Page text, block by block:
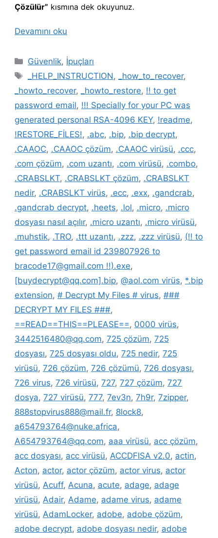
Çözülür” kısmına dek okuyunuz.
Devamını oku
Kategoriler
Güvenlik, İpuçları
Etiketler
_HELP_INSTRUCTION, _how_to_recover,
_howto_recover, _howto_restore, !! to get
password email, !!! Specially for your PC was
generated personal RSA-4096 KEY, !readme,
!RESTORE_FİLES!, .abc, .bip, .bip decrypt,
.CAAOC, .CAAOC çözüm, .CAAOC virüsü, .ccc,
.com çözüm, .com uzantı, .com virüsü, .combo,
.CRABSLKT, .CRABSLKT çözüm, .CRABSLKT
nedir, .CRABSLKT virüs, .ecc, .exx, .gandcrab,
.gandcrab decrypt, .heets, .lol, .micro, .micro
dosyası nasıl açılır, .micro uzantı, .micro virüsü,
.muhstik, .TRO, .ttt uzantı, .zzz, .zzz virüsü, (!! to
get password email id 239807926 to
bracode17@gmail.com !!).exe,
[buydecrypt@qq.com].bip, @aol.com virüs, *.bip
extension, # Decrypt My Files # virus, ###
DECRYPT MY FILES ###,
==READ==THIS==PLEASE==, 0000 virüs,
3442516480@qq.com, 725 çözüm, 725
dosyası, 725 dosyası oldu, 725 nedir, 725
virüsü, 726 çözüm, 726 çözümü, 726 dosyası,
726 virus, 726 virüsü, 727, 727 çözüm, 727
dosya, 727 virüsü, 777, 7ev3n, 7h9r, 7zipper,
888stopvirus888@mail.fr, 8lock8,
a654793764@nuke.africa,
A654793764@qq.com, aaa virüsü, acc çözüm,
acc dosyası, acc virüsü, ACCDFISA v2.0, actin,
Acton, actor, actor çözüm, actor virus, actor
virüsü, Acuff, Acuna, acute, adage, adage
virüsü, Adair, Adame, adame virus, adame
virüsü, AdamLocker, adobe, adobe çözüm,
adobe decrypt, adobe dosyası nedir, adobe